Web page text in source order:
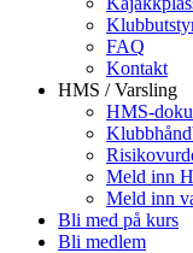
FAQ
Kontakt
HMS / Varsling
HMS-
Meld inn
Meld inn
Bli med på kurs
Bli medlem